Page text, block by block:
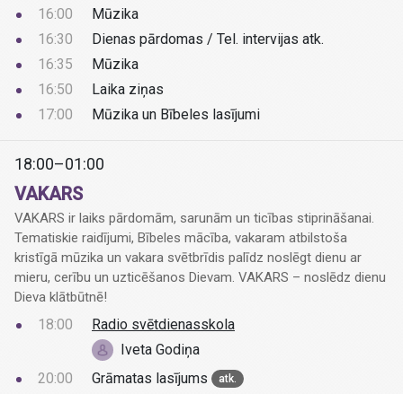
16:00
Mūzika
16:30
Dienas pārdomas / Tel. intervijas atk.
16:35
Mūzika
16:50
Laika ziņas
17:00
Mūzika un Bībeles lasījumi
18:00–01:00
VAKARS
VAKARS ir laiks pārdomām, sarunām un ticības stiprināšanai.
Tematiskie raidījumi, Bībeles mācība, vakaram atbilstoša
kristīgā mūzika un vakara svētbrīdis palīdz noslēgt dienu ar
mieru, cerību un uzticēšanos Dievam. VAKARS – noslēdz dienu
Dieva klātbūtnē!
18:00
Radio svētdienasskola
Iveta Godiņa
20:00
Grāmatas lasījums atk.